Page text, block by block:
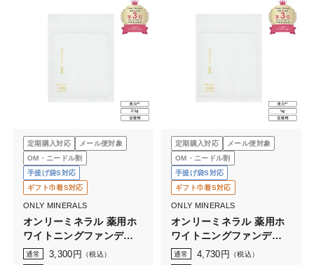
定期購入対応
メール便対象
OM・ニードル割
手提げ袋S対応
ギフト巾着S対応
ONLY MINERALS
オンリーミネラル 薬用ホ
ワイトニングファンデー
ション 〈詰替用〉
通常 3,300 円 （税込）
定期購入対応
メール便対象
OM・ニードル割
手提げ袋S対応
ギフト巾着S対応
ONLY MINERALS
オンリーミネラル 薬用ホ
ワイトニングファンデー
ション 〈詰替用〉5g （ケ
通常 4,730 円 （税込）